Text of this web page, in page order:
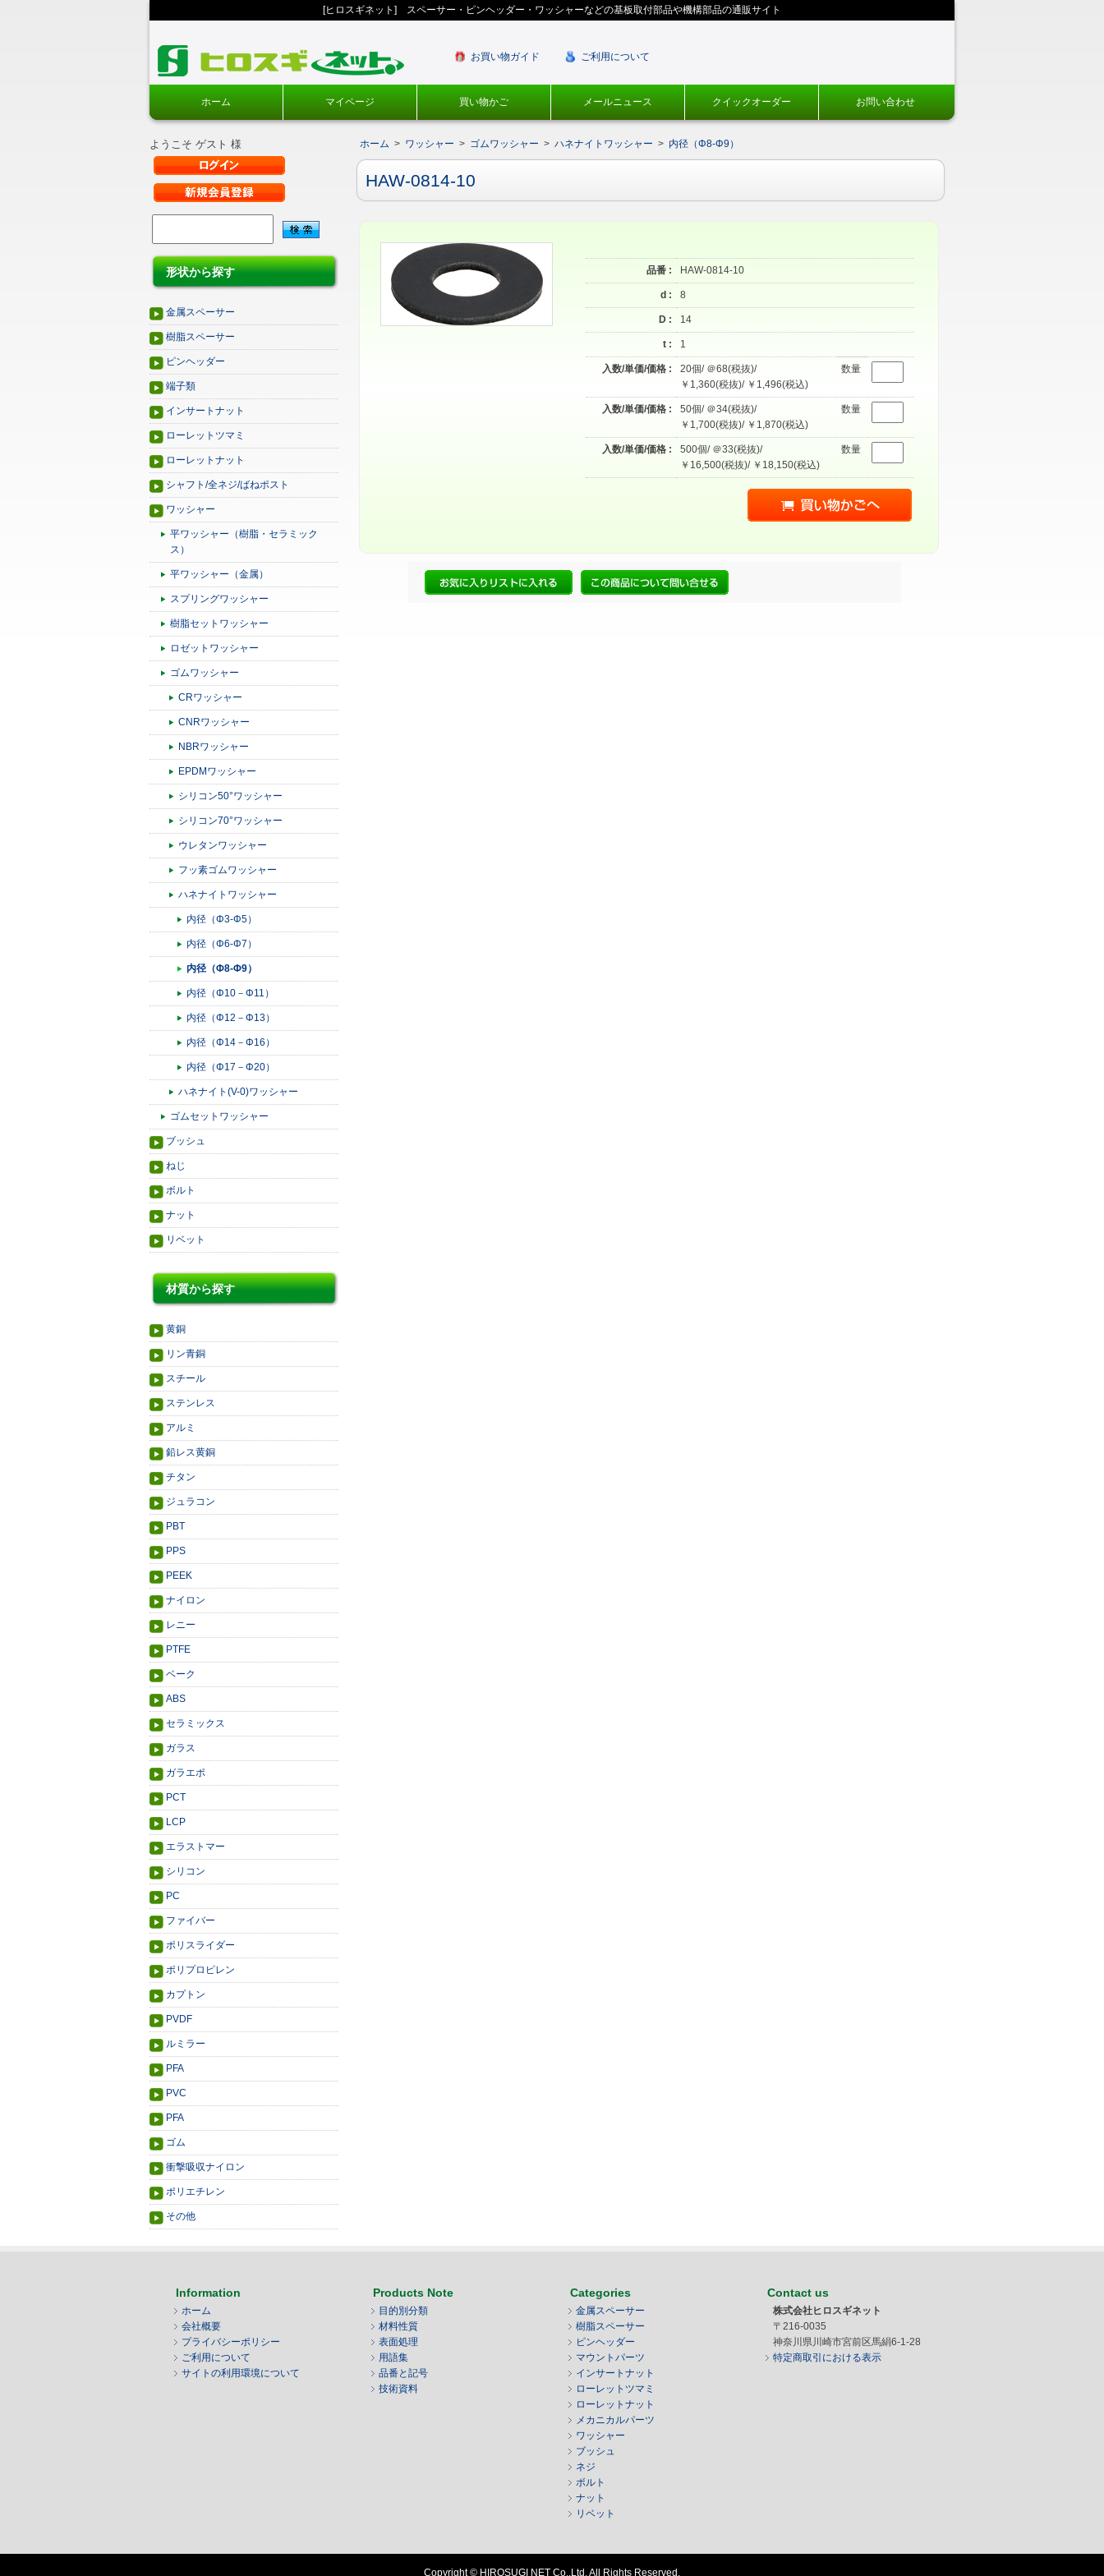
[ヒロスギネット] スペーサー・ピンヘッダー・ワッシャーなどの基板取付部品や機構部品の通販サイト
お買い物ガイド ご利用について
ホーム マイページ 買い物かご メールニュース クイックオーダー お問い合わせ
ようこそ ゲスト 様
形状から探す
金属スペーサー
樹脂スペーサー
ピンヘッダー
端子類
インサートナット
ローレットツマミ
ローレットナット
シャフト/全ネジ/ばねポスト
ワッシャー
平ワッシャー（樹脂・セラミック
ス）
平ワッシャー（金属）
スプリングワッシャー
樹脂セットワッシャー
ロゼットワッシャー
ゴムワッシャー
CRワッシャー
CNRワッシャー
NBRワッシャー
EPDMワッシャー
シリコン50°ワッシャー
シリコン70°ワッシャー
ウレタンワッシャー
フッ素ゴムワッシャー
ハネナイトワッシャー
内径（Φ3-Φ5）
内径（Φ6-Φ7）
内径（Φ8-Φ9）
内径（Φ10－Φ11）
内径（Φ12－Φ13）
内径（Φ14－Φ16）
内径（Φ17－Φ20）
ハネナイト(V-0)ワッシャー
ゴムセットワッシャー
ブッシュ
ねじ
ボルト
ナット
リベット
材質から探す
黄銅
リン青銅
スチール
ステンレス
アルミ
鉛レス黄銅
チタン
ジュラコン
PBT
PPS
PEEK
ナイロン
レニー
PTFE
ベーク
ABS
セラミックス
ガラス
ガラエポ
PCT
LCP
エラストマー
シリコン
PC
ファイバー
ポリスライダー
ポリプロピレン
カプトン
PVDF
ルミラー
PFA
PVC
PFA
ゴム
衝撃吸収ナイロン
ポリエチレン
その他
ホーム > ワッシャー > ゴムワッシャー > ハネナイトワッシャー > 内径（Φ8-Φ9）
HAW-0814-10
品番 : HAW-0814-10
d : 8
D : 14
t : 1
入数/単価/価格 :
20個/ ＠68(税抜)/
￥1,360(税抜)/ ￥1,496(税込)
数量
入数/単価/価格 :
50個/ ＠34(税抜)/
￥1,700(税抜)/ ￥1,870(税込)
数量
入数/単価/価格 :
500個/ ＠33(税抜)/
￥16,500(税抜)/ ￥18,150(税込)
数量
Information
ホーム
会社概要
プライバシーポリシー
ご利用について
サイトの利用環境について
Products Note
目的別分類
材料性質
表面処理
用語集
品番と記号
技術資料
Categories
金属スペーサー
樹脂スペーサー
ピンヘッダー
マウントパーツ
インサートナット
ローレットツマミ
ローレットナット
メカニカルパーツ
ワッシャー
ブッシュ
ネジ
ボルト
ナット
リベット
Contact us
株式会社ヒロスギネット
〒216-0035
神奈川県川崎市宮前区馬絹6-1-28
特定商取引における表示
Copyright © HIROSUGI NET Co.,Ltd. All Rights Reserved.